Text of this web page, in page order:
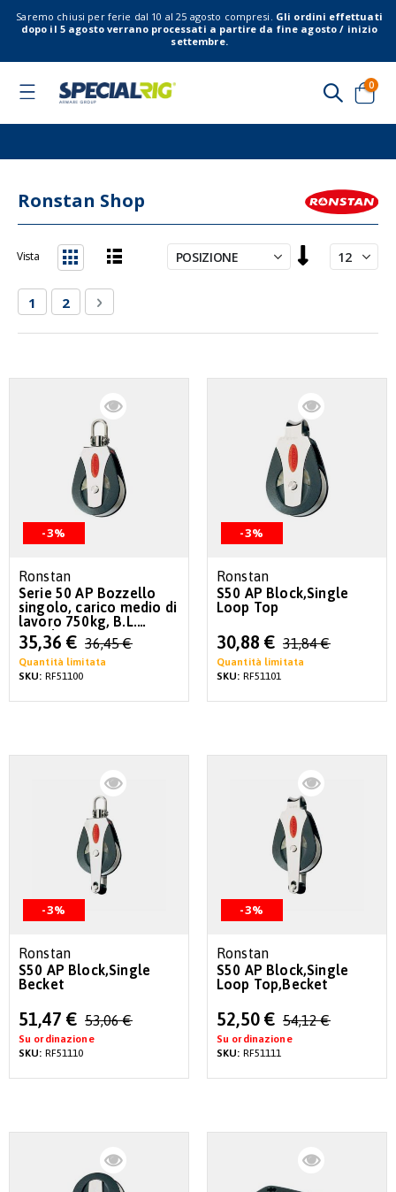
Saremo chiusi per ferie dal 10 al 25 agosto compresi. Gli ordini effettuati
dopo il 5 agosto verrano processati a partire da fine agosto / inizio
settembre.
Toggle
Cart
0
Ronstan Shop
la
Pagina
Attualmente stai leggendo la pagina
1 Pagina
2 Pagina
Successivo
Vista
-3%
Ronstan
Serie 50 AP Bozzello
singolo, carico medio di
lavoro 750kg, B.L.
1500kg
Special
Price
35,36 € 36,45 €
Quantità limitata
SKU: RF51100
-3%
Ronstan
S50 AP Block,Single
Loop Top
Special
Price
30,88 € 31,84 €
Quantità limitata
SKU: RF51101
-3%
Ronstan
S50 AP Block,Single
Becket
Special
Price
51,47 € 53,06 €
Su ordinazione
SKU: RF51110
-3%
Ronstan
S50 AP Block,Single
Loop Top,Becket
Special
Price
52,50 € 54,12 €
Su ordinazione
SKU: RF51111